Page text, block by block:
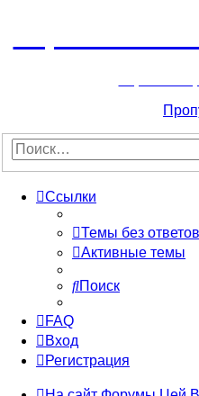
Ссылки
Темы без ответов
Активные темы
Поиск
FAQ
Вход
Регистрация